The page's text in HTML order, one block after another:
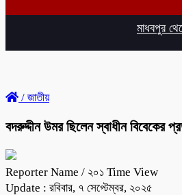
মাধবপুর
/ জাতীয়
বদরুদ্দীন উমর ছিলেন স্বাধীন বিবেকের
Reporter Name / ২০১ Time View
Update : রবিবার, ৭ সেপ্টেম্বর, ২০২৫